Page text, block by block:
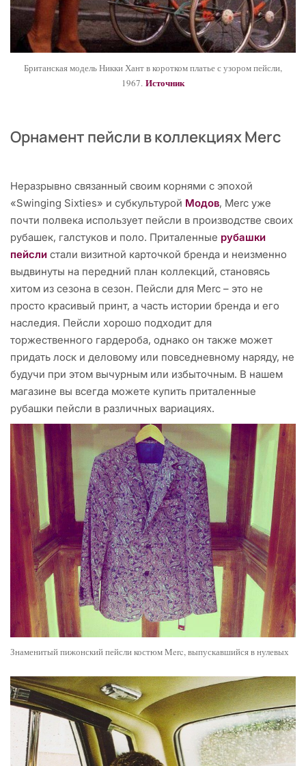
Британская модель Никки Хант в коротком платье с узором пейсли,
1967. Источник
Орнамент пейсли в коллекциях Merc
Неразрывно связанный своим корнями с эпохой
«Swinging Sixties» и субкультурой Модов, Merc уже
почти полвека использует пейсли в производстве своих
рубашек, галстуков и поло. Приталенные рубашки
пейсли стали визитной карточкой бренда и неизменно
выдвинуты на передний план коллекций, становясь
хитом из сезона в сезон. Пейсли для Merc – это не
просто красивый принт, а часть истории бренда и его
наследия. Пейсли хорошо подходит для
торжественного гардероба, однако он также может
придать лоск и деловому или повседневному наряду, не
будучи при этом вычурным или избыточным. В нашем
магазине вы всегда можете купить приталенные
рубашки пейсли в различных вариациях.
Знаменитый пижонский пейсли костюм Merc, выпускавшийся в нулевых